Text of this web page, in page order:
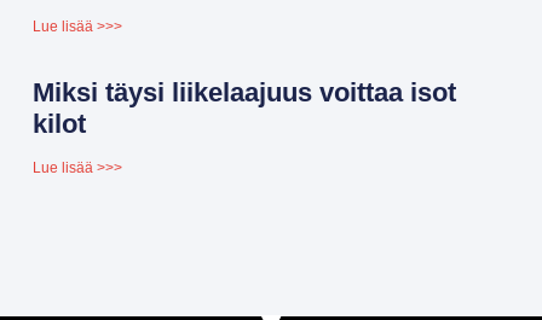
Lue lisää >>>
Miksi täysi liikelaajuus voittaa isot
kilot
Lue lisää >>>